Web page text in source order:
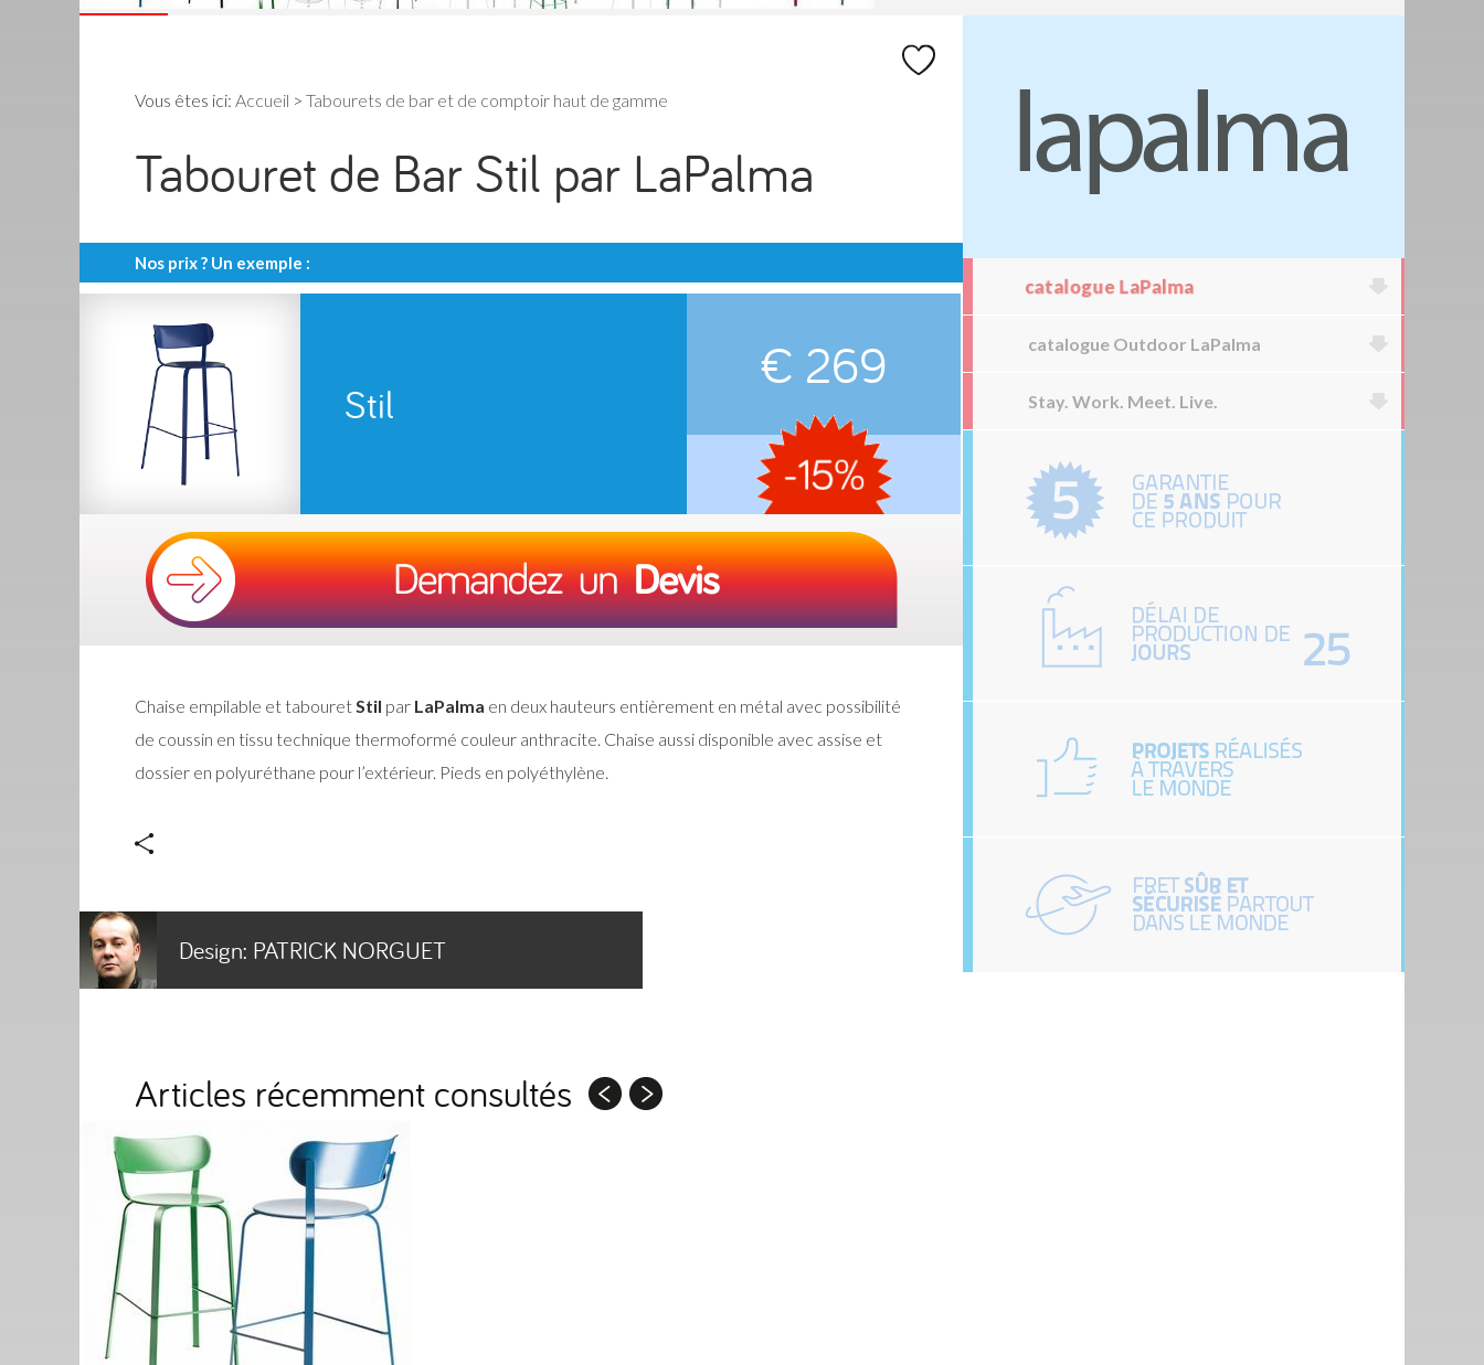
Vous êtes ici: Accueil > Tabourets de bar et de comptoir haut de gamme
Tabouret de Bar Stil par LaPalma
Nos prix ? Un exemple :
Stil
€ 269
Chaise empilable et tabouretStil par LaPalma en deux hauteurs entièrement en métal avec possibilité
de coussin en tissu technique thermoformé couleur anthracite. Chaise aussi disponible avec assise et
dossier en polyuréthane pour l’extérieur. Pieds en polyéthylène.
Design: PATRICK NORGUET
catalogue LaPalma
catalogue Outdoor LaPalma
Stay. Work. Meet. Live.
Articles récemment consultés